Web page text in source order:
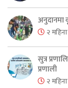
अनुदानमा
२
सुत्र
प्रणाली
२